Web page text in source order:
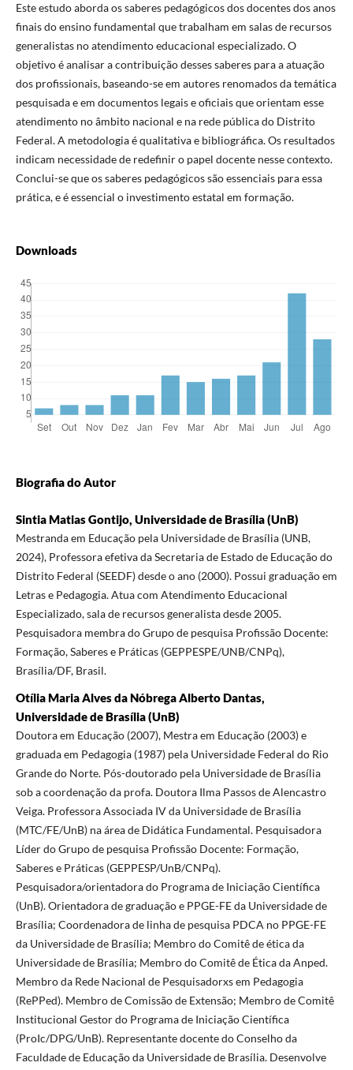
Este estudo aborda os saberes pedagógicos dos docentes dos anos
finais do ensino fundamental que trabalham em salas de recursos
generalistas no atendimento educacional especializado. O
objetivo é analisar a contribuição desses saberes para a atuação
dos profissionais, baseando-se em autores renomados da temática
pesquisada e em documentos legais e oficiais que orientam esse
atendimento no âmbito nacional e na rede pública do Distrito
Federal. A metodologia é qualitativa e bibliográfica. Os resultados
indicam necessidade de redefinir o papel docente nesse contexto.
Conclui-se que os saberes pedagógicos são essenciais para essa
prática, e é essencial o investimento estatal em formação.
Downloads
Biografia do Autor
Sintia Matias Gontijo, Universidade de Brasília (UnB)
Mestranda em Educação pela Universidade de Brasília (UNB,
2024), Professora efetiva da Secretaria de Estado de Educação do
Distrito Federal (SEEDF) desde o ano (2000). Possui graduação em
Letras e Pedagogia. Atua com Atendimento Educacional
Especializado, sala de recursos generalista desde 2005.
Pesquisadora membra do Grupo de pesquisa Profissão Docente:
Formação, Saberes e Práticas (GEPPESPE/UNB/CNPq),
Brasília/DF, Brasil.
Otília Maria Alves da Nóbrega Alberto Dantas,
Universidade de Brasília (UnB)
Doutora em Educação (2007), Mestra em Educação (2003) e
graduada em Pedagogia (1987) pela Universidade Federal do Rio
Grande do Norte. Pós-doutorado pela Universidade de Brasília
sob a coordenação da profa. Doutora Ilma Passos de Alencastro
Veiga. Professora Associada IV da Universidade de Brasília
(MTC/FE/UnB) na área de Didática Fundamental. Pesquisadora
Líder do Grupo de pesquisa Profissão Docente: Formação,
Saberes e Práticas (GEPPESP/UnB/CNPq).
Pesquisadora/orientadora do Programa de Iniciação Científica
(UnB). Orientadora de graduação e PPGE-FE da Universidade de
Brasília; Coordenadora de linha de pesquisa PDCA no PPGE-FE
da Universidade de Brasília; Membro do Comitê de ética da
Universidade de Brasília; Membro do Comitê de Ética da Anped.
Membro da Rede Nacional de Pesquisadorxs em Pedagogia
(RePPed). Membro de Comissão de Extensão; Membro de Comitê
Institucional Gestor do Programa de Iniciação Científica
(ProIc/DPG/UnB). Representante docente do Conselho da
Faculdade de Educação da Universidade de Brasília. Desenvolve